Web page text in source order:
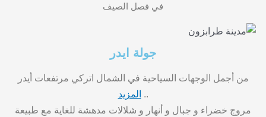
في فصل الصيف
جولة ايدر
من أجمل الوجهات السياحية في الشمال اتركي مرتفعات أيدر
.. المزيد
مروج خضراء و جبال و أنهار و شلالات مدهشة للغاية مع طبيعة